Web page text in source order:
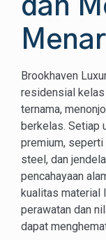
dan
Brookhaven
residensial kelas
ternama,
berkelas. Setiap
premium,
steel, dan
pencahayaan
kualitas material
perawatan dan
dapat